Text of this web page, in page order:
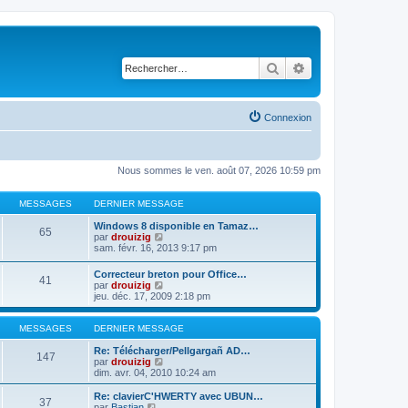
Rechercher
Connexion
Nous sommes le ven. août 07, 2026 10:59 pm
MESSAGES DERNIER MESSAGE
65
Windows 8 disponible en Tamaz…
par drouizig
o
u
l
t
e
r
l
d
e
r
n
i
sam. févr. 16, 2013 9:17 pm
41
Correcteur breton pour Office…
par drouizig
o
n
s
u
l
t
r
l
e
jeu. déc. 17, 2009 2:18 pm
MESSAGES DERNIER MESSAGE
147
Re: Télécharger/Pellgargañ AD…
par drouizig
o
n
s
dim. avr. 04, 2010 10:24 am
37
Re: clavierC'HWERTY avec UBUN…